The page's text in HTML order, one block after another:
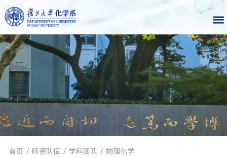
首页 / 师资队伍 / 学科团队 / 物理化学